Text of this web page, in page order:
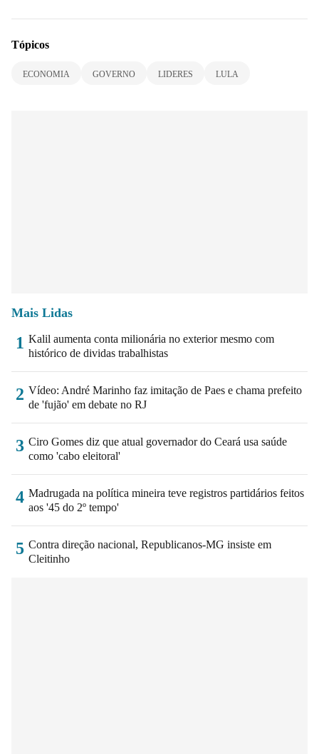
Tópicos
ECONOMIA GOVERNO LIDERES LULA
Mais Lidas
1 Kalil aumenta conta milionária no exterior mesmo com
histórico de dividas trabalhistas
2 Vídeo: André Marinho faz imitação de Paes e chama prefeito
de 'fujão' em debate no RJ
3 Ciro Gomes diz que atual governador do Ceará usa saúde
como 'cabo eleitoral'
4 Madrugada na política mineira teve registros partidários feitos
aos '45 do 2º tempo'
5 Contra direção nacional, Republicanos-MG insiste em
Cleitinho